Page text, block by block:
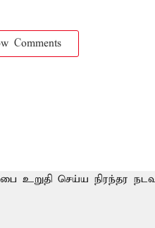
Comments